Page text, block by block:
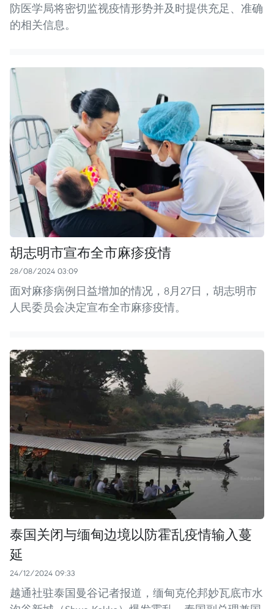
防医学局将密切监视疫情形势并及时提供充足、准确
的相关信息。
胡志明市宣布全市麻疹疫情
28/08/2024 03:09
面对麻疹病例日益增加的情况，8月27日，胡志明市
人民委员会决定宣布全市麻疹疫情。
泰国关闭与缅甸边境以防霍乱疫情输入蔓
延
24/12/2024 09:33
越通社驻泰国曼谷记者报道，缅甸克伦邦妙瓦底市水